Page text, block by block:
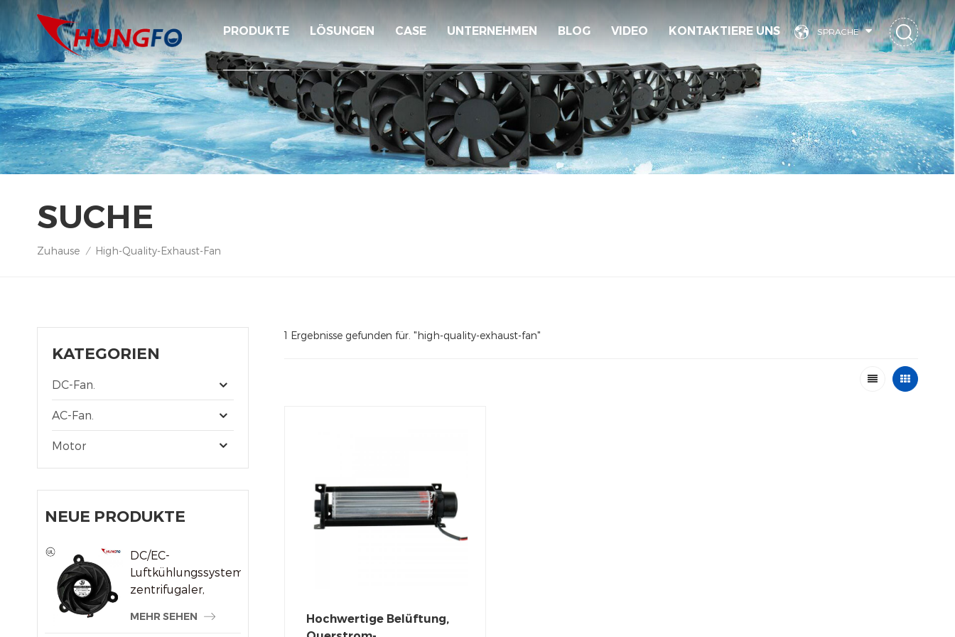
SPRACHE
PRODUKTE LÖSUNGEN CASE UNTERNEHMEN BLOG VIDEO KONTAKTIERE UNS
SUCHE
Zuhause / High-Quality-Exhaust-Fan
KATEGORIEN
DC-Fan.
AC-Fan.
Motor
NEUE PRODUKTE
DC/EC-
Luftkühlungssystem,
zentrifugaler,
Kühlerlüfter
MEHR SEHEN
1 Ergebnisse gefunden für. "high-quality-exhaust-fan"
Hochwertige Belüftung,